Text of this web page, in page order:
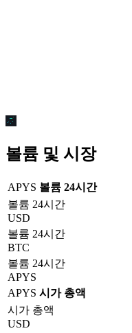
볼륨 및 시장
APYS 볼륨 24시간
볼륨 24시간
USD
볼륨 24시간
BTC
볼륨 24시간
APYS
APYS 시가 총액
시가 총액
USD